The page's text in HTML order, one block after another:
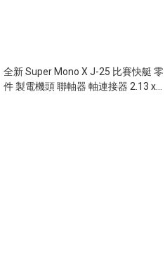
全新 Super Mono X J-25 比賽快艇 零
件 製電機頭 聯軸器 軸連接器 2.13 x